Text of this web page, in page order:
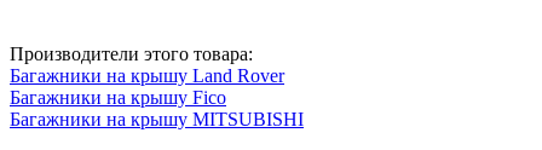
Производители этого товара:
Багажники на крышу Land Rover
Багажники на крышу Fico
Багажники на крышу MITSUBISHI